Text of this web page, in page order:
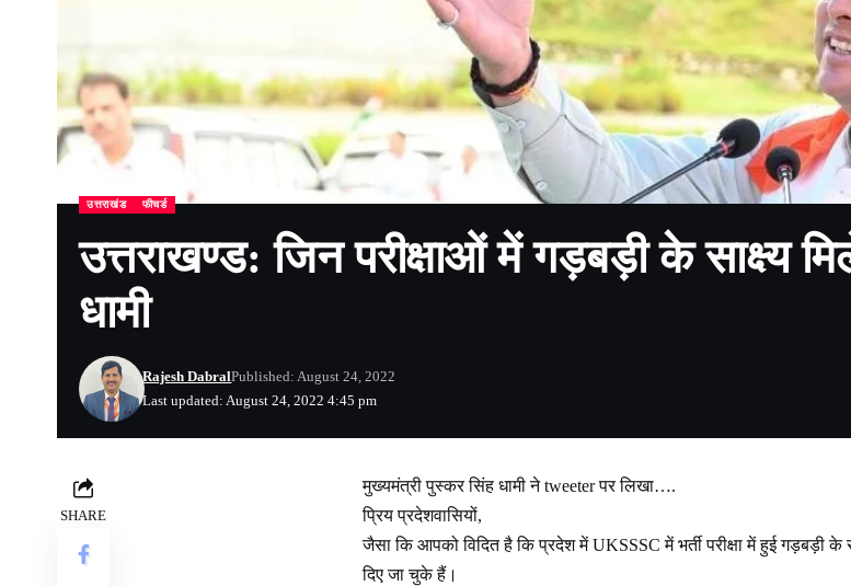
उत्तराखंड फीचर्ड
उत्तराखण्ड: जिन परीक्षाओं में गड़बड़ी के साक्ष्य
धामी
Last updated: August 24, 2022 4:45 pm
Rajesh DabralPublished: August 24, 2022
SHARE
मुख्यमंत्री पुस्कर सिंह धामी ने tweeter पर लिखा….
प्रिय प्रदेशवासियों,
जैसा कि आपको विदित है कि प्रदेश में UKSSSC में भर्ती परीक्षा में हुई गड़बड़ी
दिए जा चुके हैं।